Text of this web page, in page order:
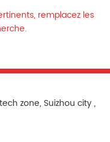
Türkçe
Indonesia
қазақ
remplacez les
zone, Suizhou city ,